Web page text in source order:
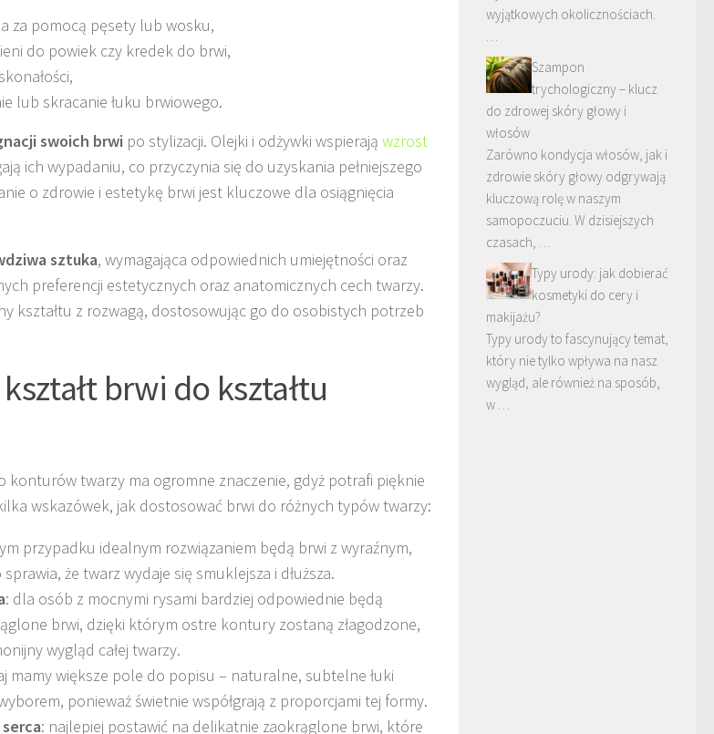
za pomocą pęsety lub wosku,
do powiek czy kredek do brwi,
lub skracanie łuku brwiowego.
swoich brwi po stylizacji. Olejki i odżywki wspierają wzrost
ich wypadaniu, co przyczynia się do uzyskania pełniejszego
o zdrowie i estetykę brwi jest kluczowe dla osiągnięcia
sztuka, wymagająca odpowiednich umiejętności oraz
preferencji estetycznych oraz anatomicznych cech twarzy.
kształtu z rozwagą, dostosowując go do osobistych potrzeb
brwi do kształtu
konturów twarzy ma ogromne znaczenie, gdyż potrafi pięknie
wskazówek, jak dostosować brwi do różnych typów twarzy:
przypadku idealnym rozwiązaniem będą brwi z wyraźnym,
że twarz wydaje się smuklejsza i dłuższa.
: dla osób z mocnymi rysami bardziej odpowiednie będą
brwi, dzięki którym ostre kontury zostaną złagodzone,
wygląd całej twarzy.
mamy większe pole do popisu – naturalne, subtelne łuki
ponieważ świetnie współgrają z proporcjami tej formy.
: najlepiej postawić na delikatnie zaokrąglone brwi, które
wyjątkowych okolicznościach.
…
Szampon
trychologiczny – klucz
do zdrowej skóry głowy i
włosów
Zarówno kondycja włosów, jak i
zdrowie skóry głowy odgrywają
kluczową rolę w naszym
samopoczuciu. W dzisiejszych
czasach, …
Typy urody: jak dobierać
kosmetyki do cery i
makijażu?
Typy urody to fascynujący temat,
który nie tylko wpływa na nasz
wygląd, ale również na sposób,
w …